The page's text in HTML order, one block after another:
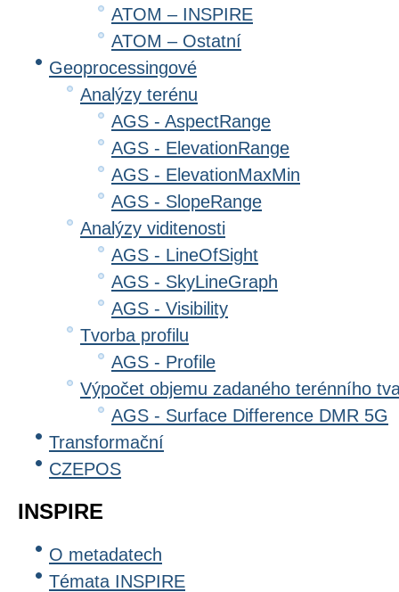
ATOM – INSPIRE
ATOM – Ostatní
Geoprocessingové
Analýzy terénu
AGS - AspectRange
AGS - ElevationRange
AGS - ElevationMaxMin
AGS - SlopeRange
Analýzy viditenosti
AGS - LineOfSight
AGS - SkyLineGraph
AGS - Visibility
Tvorba profilu
AGS - Profile
Výpočet objemu zadaného terénního
AGS - Surface Difference DMR 5G
Transformační
CZEPOS
INSPIRE
O metadatech
Témata INSPIRE